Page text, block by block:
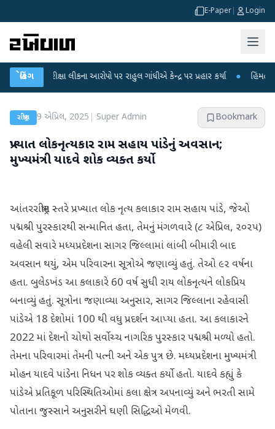
E-Paper Login
બ્રેકિંગ
પરીક્ષા લીકના આરોપો પર રાહુલ ગાંધીએ કેન્દ્ર પર પ્રહાર કર્યા ● હિંમતનગરમાં
રાષ્ટ્રીય 9 એપ્રિલ, 2025 Super Admin Bookmark
પ્રખ્યાત લોકનૃત્યકાર રામ સહાય પાંડેનું અવસાન;
મુખ્યમંત્રી યાદવે શોક વ્યક્ત કર્યો
આંતરરાષ્ટ્રીય સ્તરે પ્રખ્યાત લોક નૃત્ય કલાકાર રામ સહાય પાંડે, જેઓ
પદ્મશ્રી પુરસ્કારથી સન્માનિત હતા, તેમનું મંગળવારે (૮ એપ્રિલ, ૨૦૨૫)
વહેલી સવારે મધ્યપ્રદેશના સાગર જિલ્લામાં લાંબી બીમારી બાદ
અવસાન થયું, એમ પરિવારના સૂત્રોએ જણાવ્યું હતું. તેઓ ૯૨ વર્ષના
હતા. બુલેડખંડ આ કલાકારે 60 વર્ષ સુધી રાય લોકનૃત્યને લોકપ્રિય
બનાવ્યું હતું. સૂત્રોના જણાવ્યા અનુસાર, સાગર જિલ્લાના રહેવાસી
પાંડેએ 18 દેશોમાં 100 થી વધુ પ્રદર્શન આપ્યા હતા. આ કલાકારને
2022 માં દેશનો ચોથો સર્વોચ્ચ નાગરિક પુરસ્કાર પદ્મશ્રી મળ્યો હતો.
તેમના પરિવારમાં તેમની પત્ની અને એક પુત્ર છે. મધ્યપ્રદેશના મુખ્યમંત્રી
મોહન યાદવે પાંડેના નિધન પર શોક વ્યક્ત કર્યો હતો. યાદવે કહ્યું કે
પાંડેએ પ્રતિકૂળ પરિસ્થિતિઓમાં કલા ક્ષેત્ર અપનાવ્યું અને ભરતી સામે
પોતાના જુસ્સાને અનુસરીને ઘણી સિદ્ધિઓ મેળવી.